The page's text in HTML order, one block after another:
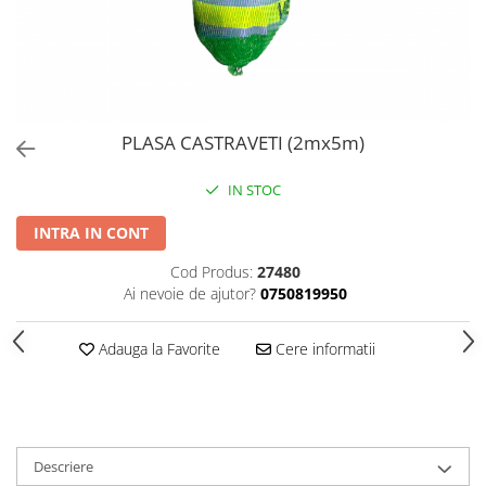
PLASA CASTRAVETI (2mx5m)
IN STOC
INTRA IN CONT
Cod Produs: 27480
Ai nevoie de ajutor? 0750819950
Adauga la Favorite Cere informatii
Descriere